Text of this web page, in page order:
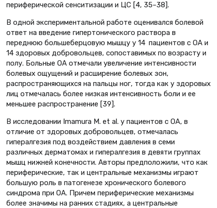
периферической сенситизации и ЦС [4, 35–38].
В одной экспериментальной работе оценивался болевой
ответ на введение гипертонического раствора в
переднюю большеберцовую мышцу у 14 пациентов с ОА и
14 здоровых добровольцев, сопоставимых по возрасту и
полу. Больные ОА отмечали увеличение интенсивности
болевых ощущений и расширение болевых зон,
распространяющихся на пальцы ног, тогда как у здоровых
лиц отмечалась более низкая интенсивность боли и ее
меньшее распространение [39].
В исследовании Imamura М. et al. у пациентов с ОА, в
отличие от здоровых добровольцев, отмечалась
гипералгезия под воздействием давления в семи
различных дерматомах и гипералгезия в девяти группах
мышц нижней конечности. Авторы предположили, что как
периферические, так и центральные механизмы играют
большую роль в патогенезе хронического болевого
синдрома при ОА. Причем периферические механизмы
более значимы на ранних стадиях, а центральные